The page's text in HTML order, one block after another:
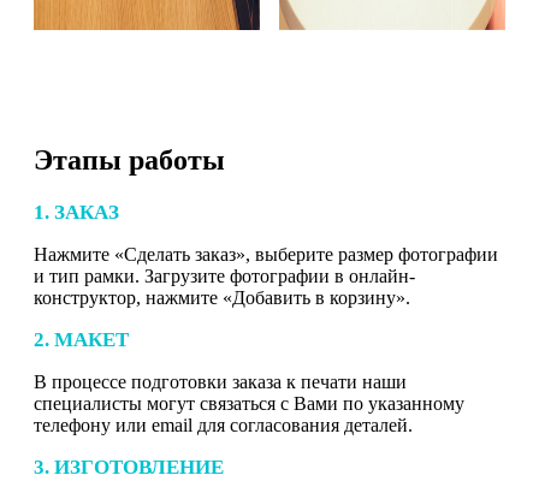
Этапы работы
1. ЗАКАЗ
Нажмите «Сделать заказ», выберите размер фотографии
и тип рамки. Загрузите фотографии в онлайн-
конструктор, нажмите «Добавить в корзину».
2. МАКЕТ
В процессе подготовки заказа к печати наши
специалисты могут связаться с Вами по указанному
телефону или email для согласования деталей.
3. ИЗГОТОВЛЕНИЕ